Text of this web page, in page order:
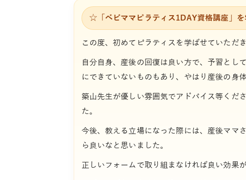
☆「ベビママピラティス1DAY資格講座」を
この度、初めてピラティスを学ばせていただき
自分自身、産後の回復は良い方で、予習とし
にできていないものもあり、やはり産後の身
築山先生が優しい雰囲気でアドバイス等くだ
た。
今後、教える立場になった際には、産後ママ
ら良いなと思いました。
正しいフォームで取り組まなければ良い効果